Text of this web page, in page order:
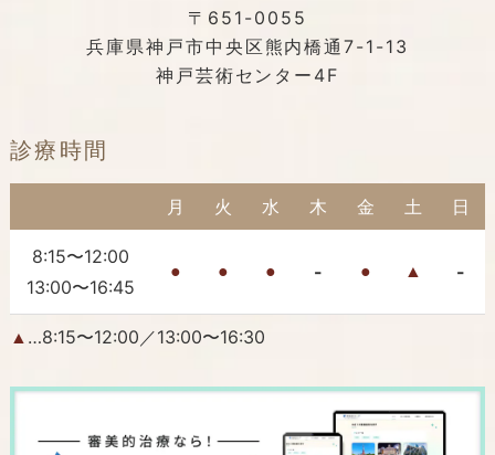
〒651-0055
兵庫県神戸市中央区熊内橋通7-1-13
神戸芸術センター4F
診療時間
月 火 水 木 金 土 日
8:15〜12:00
13:00〜16:45
● ● ● - ● ▲ -
▲ …8:15〜12:00／13:00〜16:30